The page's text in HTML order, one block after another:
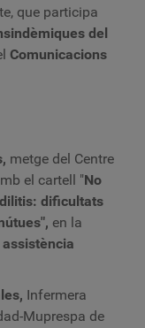
que participa
del
Comunicacions
metge del Centre
el cartell "No
dificultats
en la
assistència
Infermera
Muprespa de